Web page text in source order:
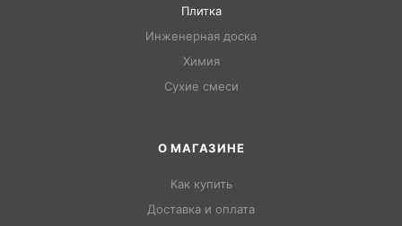
Плитка
Инженерная доска
Химия
Сухие смеси
О МАГАЗИНЕ
Как купить
Доставка и оплата